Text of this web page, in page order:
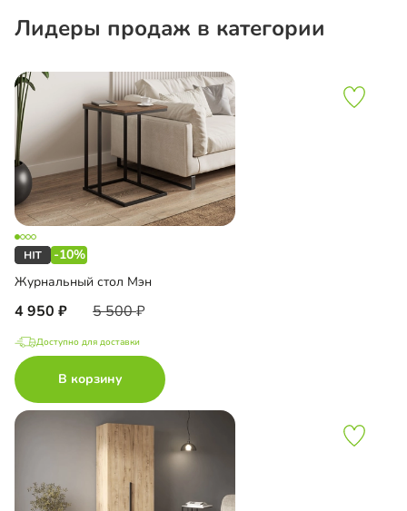
Лидеры продаж в категории
-10%
Журнальный стол Мэн
4 950 5 500
Доступно для доставки
В корзину